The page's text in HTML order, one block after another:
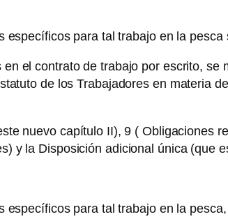
específicos para tal trabajo en la
el contrato de trabajo por escrito,
de los Trabajadores en materia
nuevo capítulo II), 9 ( Obligaciones
y la Disposición adicional única (que
específicos para tal trabajo en la